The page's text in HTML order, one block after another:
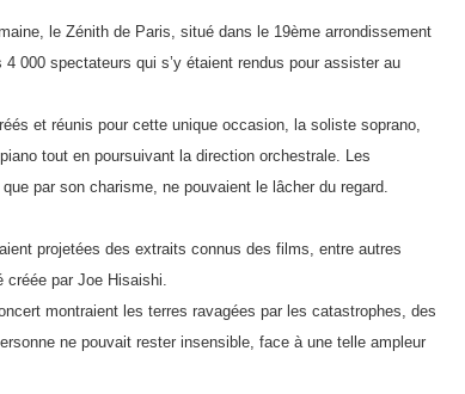
le Zénith de Paris, situé dans le 19ème arrondissement
000 spectateurs qui s’y étaient rendus pour assister au
et réunis pour cette unique occasion, la soliste soprano,
tout en poursuivant la direction orchestrale. Les
par son charisme, ne pouvaient le lâcher du regard.
projetées des extraits connus des films, entre autres
créée par Joe Hisaishi.
montraient les terres ravagées par les catastrophes, des
ne pouvait rester insensible, face à une telle ampleur